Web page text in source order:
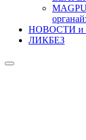
НОВОСТИ
ЛИКБЕЗ